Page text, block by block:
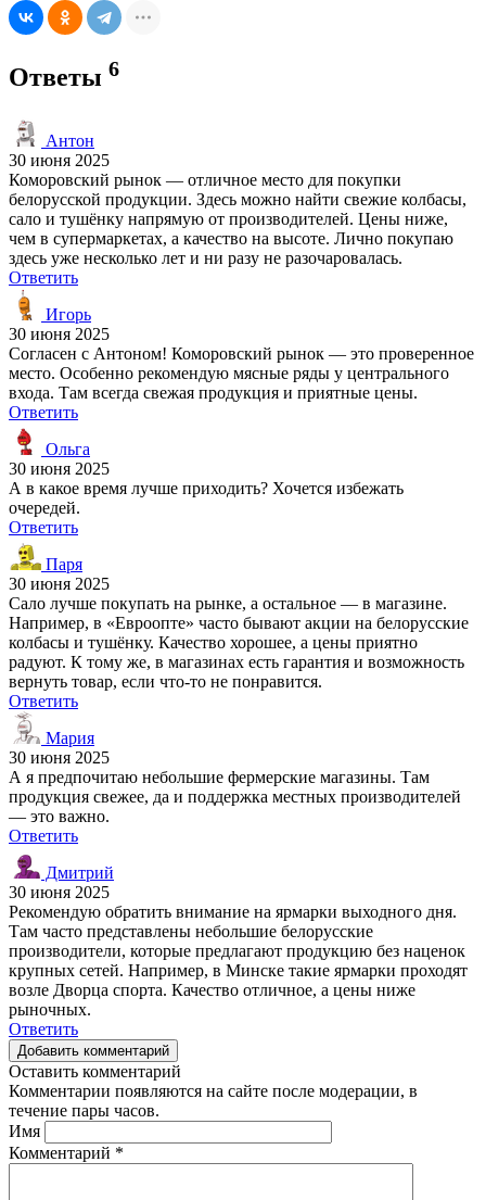
Ответы 6
Антон
30 июня 2025
Коморовский рынок — отличное место для покупки
белорусской продукции. Здесь можно найти свежие колбасы,
сало и тушёнку напрямую от производителей. Цены ниже,
чем в супермаркетах, а качество на высоте. Лично покупаю
здесь уже несколько лет и ни разу не разочаровалась.
Ответить
Игорь
30 июня 2025
Согласен с Антоном! Коморовский рынок — это проверенное
место. Особенно рекомендую мясные ряды у центрального
входа. Там всегда свежая продукция и приятные цены.
Ответить
Ольга
30 июня 2025
А в какое время лучше приходить? Хочется избежать
очередей.
Ответить
Паря
30 июня 2025
Сало лучше покупать на рынке, а остальное — в магазине.
Например, в «Евроопте» часто бывают акции на белорусские
колбасы и тушёнку. Качество хорошее, а цены приятно
радуют. К тому же, в магазинах есть гарантия и возможность
вернуть товар, если что-то не понравится.
Ответить
Мария
30 июня 2025
А я предпочитаю небольшие фермерские магазины. Там
продукция свежее, да и поддержка местных производителей
— это важно.
Ответить
Дмитрий
30 июня 2025
Рекомендую обратить внимание на ярмарки выходного дня.
Там часто представлены небольшие белорусские
производители, которые предлагают продукцию без наценок
крупных сетей. Например, в Минске такие ярмарки проходят
возле Дворца спорта. Качество отличное, а цены ниже
рыночных.
Ответить
Добавить комментарий
Оставить комментарий
Комментарии появляются на сайте после модерации, в
течение пары часов.
Имя
Комментарий *